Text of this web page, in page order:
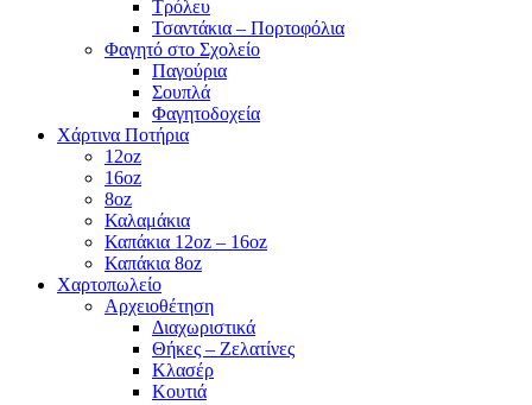
Τρόλευ
Τσαντάκια – Πορτοφόλια
Φαγητό στο Σχολείο
Παγούρια
Σουπλά
Φαγητοδοχεία
Χάρτινα Ποτήρια
12oz
16oz
8oz
Καλαμάκια
Καπάκια 12oz – 16oz
Καπάκια 8oz
Χαρτοπωλείο
Αρχειοθέτηση
Διαχωριστικά
Θήκες – Ζελατίνες
Κλασέρ
Κουτιά